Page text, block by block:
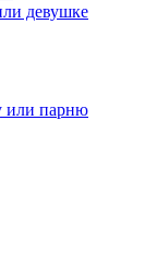
девушке
или парню